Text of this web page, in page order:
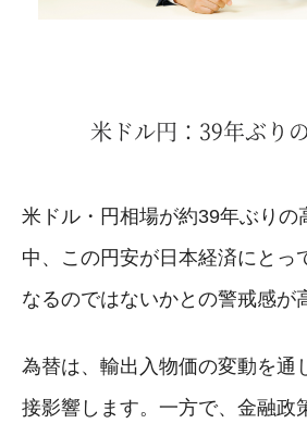
米ドル円：39年ぶり
米ドル・円相場が約39年ぶりの
中、この円安が日本経済にとっ
なるのではないかとの警戒感が
為替は、輸出入物価の変動を通
接影響します。一方で、金融政